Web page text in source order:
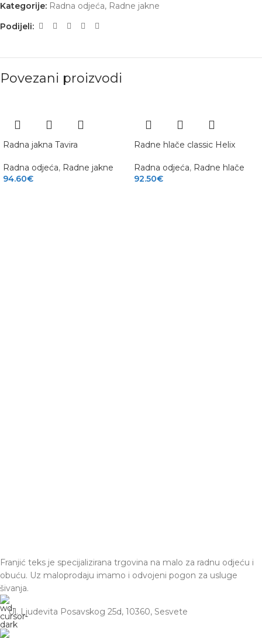
Kategorije: Radna odjeća, Radne jakne
Podijeli:
Povezani proizvodi
Radna jakna Tavira
Radna odjeća, Radne jakne
94.60€
Radne hlače classic Helix
Radna odjeća, Radne hlače
92.50€
Franjić teks je specijalizirana trgovina na malo za radnu odjeću i
obuću. Uz maloprodaju imamo i odvojeni pogon za usluge
šivanja.
Ul. Ljudevita Posavskog 25d, 10360, Sesvete